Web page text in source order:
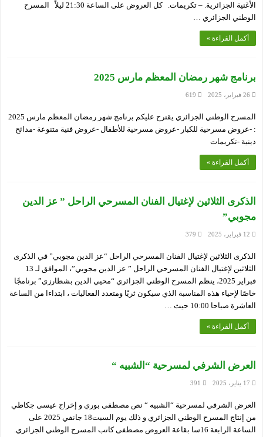
الأغنية الجزائرية. – تكريمات. كل العروض على الساعة 21:30 ليلاً المسرح
الوطني الجزائري …
أكمل القراءة »
برنامج شهر رمضان المعظم مارس 2025
26 فبراير، 2025 619
المسرح الوطني الجزائري يقترح عليكم برنامج شهر رمضان المعظم مارس 2025
: -عروض مسرحية للكبار -عروض مسرحية للأطفال -عروض فنية متنوعة -مدائح
دينية -تكريمات
أكمل القراءة »
الذكرى الثلاثين لإغتيال الفنان المسرحي الراحل ” عز الدين
مجوبي”
12 فبراير، 2025 379
الذكرى الثلاثين لإغتيال الفنان المسرحي الراحل “عز الدين مجوبي” في الذكرى
الثلاثين لإغتيال الفنان المسرحي الراحل ” عز الدين مجوبي”، الموافق لـ 13
فبراير 2025، ينظم المسرح الوطني الجزائري “محيي الدين بشطارزي” برنامجًا
خاصًا لإحياء هذه المناسبة الذي سيكون ثريًا ومتعدد الفعاليات ، ابتداءا من الساعة
العاشرة صباحا 10:00 حيث …
أكمل القراءة »
العرض الشرفي لمسرحية “الشبيه “
17 يناير، 2025 391
العرض الشرفي لمسرحية “الشبيه “ نص مصطفى بوري و إخراج عيسى جكاطي
من إنتاج المسرح الوطني الجزائري و ذلك يوم السبت18 جانفي 2025 على
الساعة الرابعة 16سا بقاعة العروض مصطفى كاتب المسرح الوطني الجزائري.